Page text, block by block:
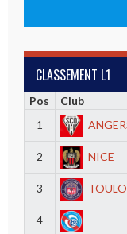
CLASSEMENT L1
Pos Club
1
2 NICE
3
4